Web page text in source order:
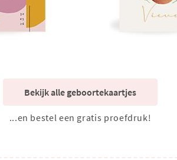
Bekijk alle geboortekaartjes
...en bestel een gratis proefdruk!